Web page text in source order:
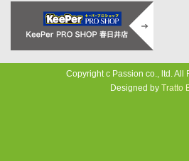
Copyright c Passion co., ltd. All
Designed by Tratto